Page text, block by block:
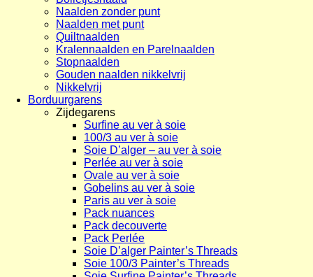
Naalden zonder punt
Naalden met punt
Quiltnaalden
Kralennaalden en Parelnaalden
Stopnaalden
Gouden naalden nikkelvrij
Nikkelvrij
Borduurgarens
Zijdegarens
Surfine au ver à soie
100/3 au ver à soie
Soie D’alger – au ver à soie
Perlée au ver à soie
Ovale au ver à soie
Gobelins au ver à soie
Paris au ver à soie
Pack nuances
Pack decouverte
Pack Perlée
Soie D’alger Painter’s Threads
Soie 100/3 Painter’s Threads